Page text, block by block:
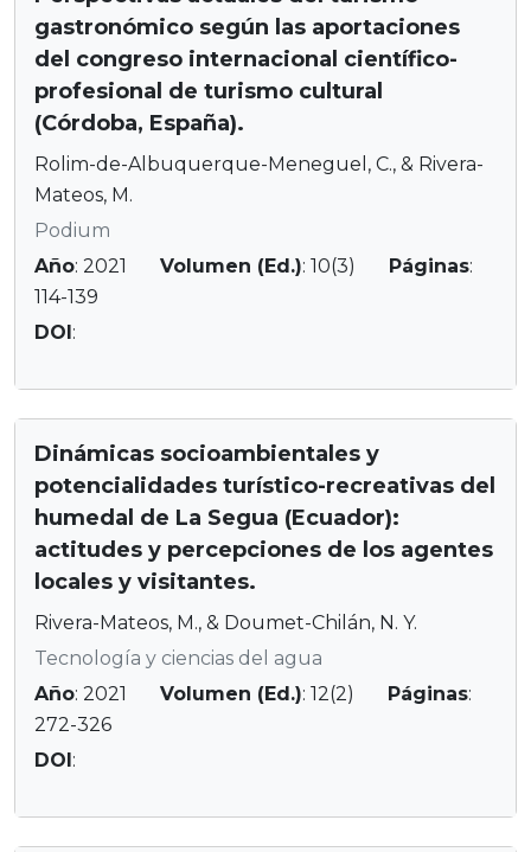
gastronómico según las aportaciones
del congreso internacional científico-
profesional de turismo cultural
(Córdoba, España).
Rolim-de-Albuquerque-Meneguel, C., & Rivera-
Mateos, M.
Podium
Año: 2021 Volumen (Ed.): 10(3) Páginas:
114-139
DOI:
Dinámicas socioambientales y
potencialidades turístico-recreativas del
humedal de La Segua (Ecuador):
actitudes y percepciones de los agentes
locales y visitantes.
Rivera-Mateos, M., & Doumet-Chilán, N. Y.
Tecnología y ciencias del agua
Año: 2021 Volumen (Ed.): 12(2) Páginas:
272-326
DOI: